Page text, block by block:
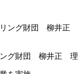
ング財団 柳井正